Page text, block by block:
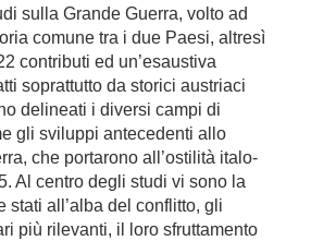
sulla Grande Guerra, volto ad
comune tra i due Paesi, altresì
contributi ed un’esaustiva
soprattutto da storici austriaci
delineati i diversi campi di
gli sviluppi antecedenti allo
che portarono all’ostilità italo-
Al centro degli studi vi sono la
stati all’alba del conflitto, gli
più rilevanti, il loro sfruttamento